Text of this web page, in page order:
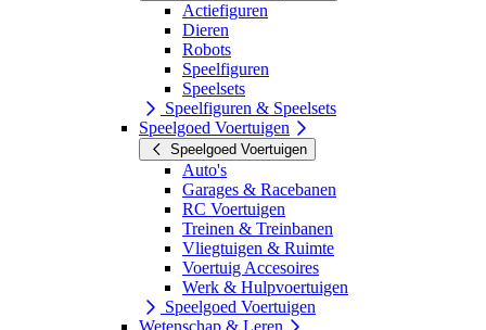
Actiefiguren
Dieren
Robots
Speelfiguren
Speelsets
Speelfiguren & Speelsets
Speelgoed Voertuigen
Speelgoed Voertuigen
Auto's
Garages & Racebanen
RC Voertuigen
Treinen & Treinbanen
Vliegtuigen & Ruimte
Voertuig Accesoires
Werk & Hulpvoertuigen
Speelgoed Voertuigen
Wetenschap & Leren